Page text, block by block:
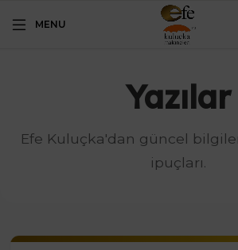
MENU
Yazılar
Efe Kuluçka'dan güncel
ipuçları.